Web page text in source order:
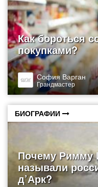
Как бороться
покупками?
София Варган
Грандмастер
БИОГРАФИИ
Почему Римму
называли
д’Арк?